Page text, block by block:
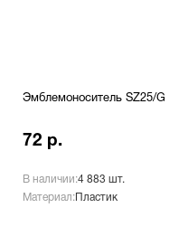
Эмблемоноситель SZ25/G
72 р.
В наличии:4 883 шт.
Материал: Пластик